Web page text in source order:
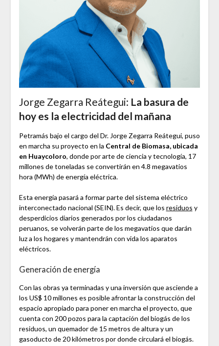
Jorge Zegarra Reátegui: La basura de
hoy es la electricidad del mañana
Petramás bajo el cargo del Dr. Jorge Zegarra Reátegui, puso
en marcha su proyecto en la Central de Biomasa, ubicada
en Huaycoloro, donde por arte de ciencia y tecnología, 17
millones de toneladas se convertirán en 4.8 megavatios
hora (MWh) de energía eléctrica.
Esta energía pasará a formar parte del sistema eléctrico
interconectado nacional (SEIN). Es decir, que los residuos y
desperdicios diarios generados por los ciudadanos
peruanos, se volverán parte de los megavatios que darán
luz a los hogares y mantendrán con vida los aparatos
eléctricos.
Generación de energía
Con las obras ya terminadas y una inversión que asciende a
los US$ 10 millones es posible afrontar la construcción del
espacio apropiado para poner en marcha el proyecto, que
cuenta con 200 pozos para la captación del biogás de los
residuos, un quemador de 15 metros de altura y un
gasoducto de 20 kilómetros por donde circulará el biogás.